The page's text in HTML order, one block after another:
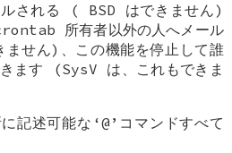
される ( BSD はできません)
所有者以外の人へメール
せん)、この機能を停止して誰
ます (SysV は、これもできま
記述可能な‘@’コマンドすべて